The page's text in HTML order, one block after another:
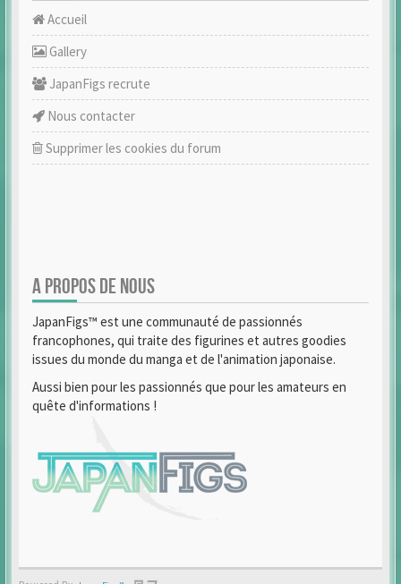
Accueil
Gallery
JapanFigs recrute
Nous contacter
Supprimer les cookies du forum
A PROPOS DE NOUS
JapanFigs™ est une communauté de passionnés
francophones, qui traite des figurines et autres goodies
issues du monde du manga et de l'animation japonaise.
Aussi bien pour les passionnés que pour les amateurs en
quête d'informations !